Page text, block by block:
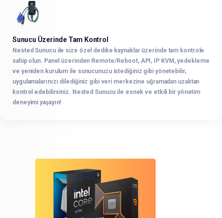
Sunucu Üzerinde Tam Kontrol
Nested Sunucu ile size özel dedike kaynaklar üzerinde tam kontrole
sahip olun. Panel üzerinden Remote/Reboot, API, IP KVM, yedekleme
ve yeniden kurulum ile sunucunuzu istediğiniz gibi yönetebilir,
uygulamalarınızı dilediğiniz gibi veri merkezine uğramadan uzaktan
kontrol edebilirsiniz. Nested Sunucu ile esnek ve etkili bir yönetim
deneyimi yaşayın!